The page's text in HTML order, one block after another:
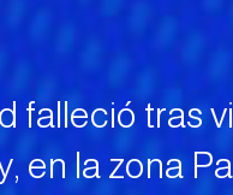
falleció tras
en la zona